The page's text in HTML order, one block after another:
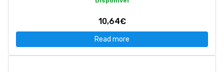
10,64€
Read more